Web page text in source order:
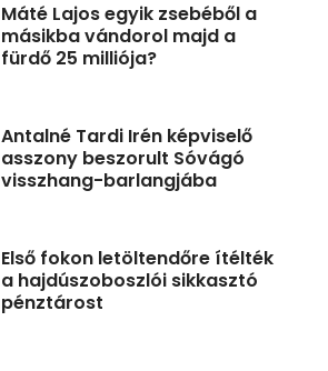
Máté Lajos egyik zsebéből a
másikba vándorol majd a
fürdő 25 milliója?
Antalné Tardi Irén képviselő
asszony beszorult Sóvágó
visszhang-barlangjába
Első fokon letöltendőre ítélték
a hajdúszoboszlói sikkasztó
pénztárost